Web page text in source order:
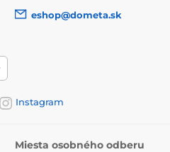
eshop@dometa.sk
Instagram
Miesta osobného odberu